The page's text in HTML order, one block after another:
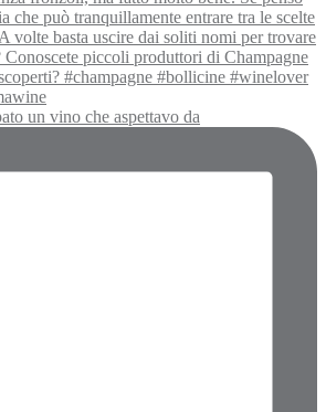
un vino che aspettavo da